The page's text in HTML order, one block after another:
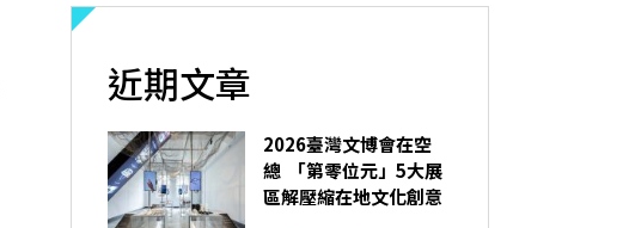
近期文章
2026臺灣文博會在空
總 「第零位元」5大展
區解壓縮在地文化創意